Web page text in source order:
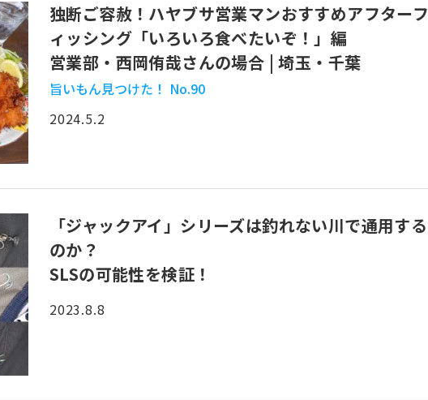
独断ご容赦！ハヤブサ営業マンおすすめアフターフ
ィッシング「いろいろ食べたいぞ！」編
営業部・西岡侑哉さんの場合 | 埼玉・千葉
旨いもん見つけた！ No.90
2024.5.2
「ジャックアイ」シリーズは釣れない川で通用する
のか？
SLSの可能性を検証！
2023.8.8